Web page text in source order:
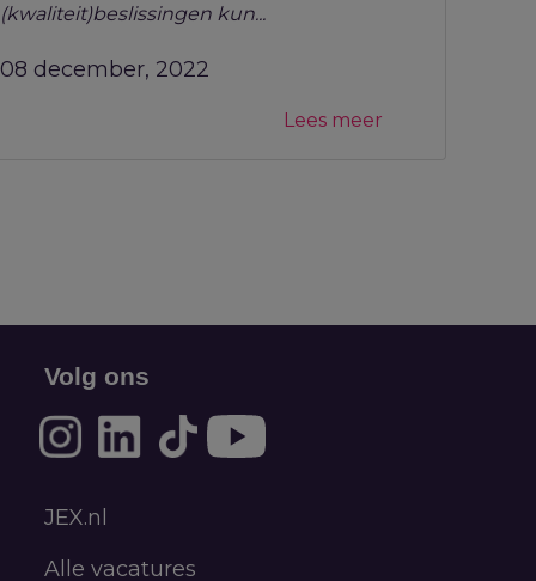
(kwaliteit)beslissingen kun...
08 december, 2022
Lees meer
Volg ons
JEX.nl
Alle vacatures